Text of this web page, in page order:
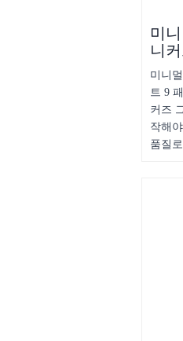
미
니
미니
트 9
커즈
작해
품질